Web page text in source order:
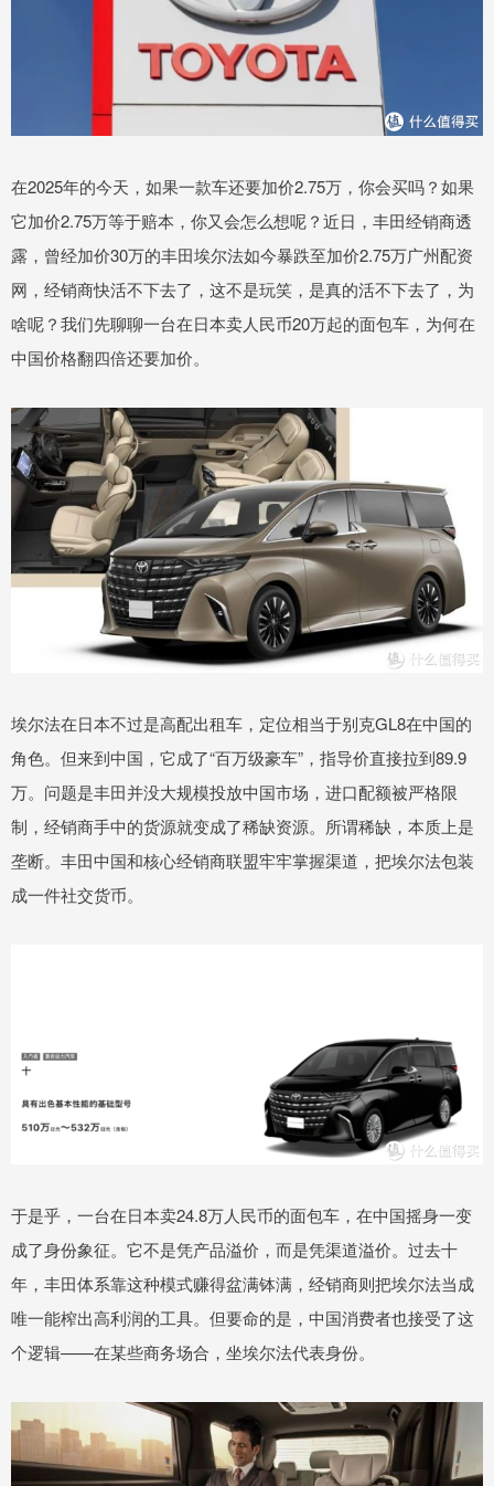
在2025年的今天，如果一款车还要加价2.75万，你会买吗？如果
它加价2.75万等于赔本，你又会怎么想呢？近日，丰田经销商透
露，曾经加价30万的丰田埃尔法如今暴跌至加价2.75万广州配资
网，经销商快活不下去了，这不是玩笑，是真的活不下去了，为
啥呢？我们先聊聊一台在日本卖人民币20万起的面包车，为何在
中国价格翻四倍还要加价。
埃尔法在日本不过是高配出租车，定位相当于别克GL8在中国的
角色。但来到中国，它成了“百万级豪车”，指导价直接拉到89.9
万。问题是丰田并没大规模投放中国市场，进口配额被严格限
制，经销商手中的货源就变成了稀缺资源。所谓稀缺，本质上是
垄断。丰田中国和核心经销商联盟牢牢掌握渠道，把埃尔法包装
成一件社交货币。
于是乎，一台在日本卖24.8万人民币的面包车，在中国摇身一变
成了身份象征。它不是凭产品溢价，而是凭渠道溢价。过去十
年，丰田体系靠这种模式赚得盆满钵满，经销商则把埃尔法当成
唯一能榨出高利润的工具。但要命的是，中国消费者也接受了这
个逻辑——在某些商务场合，坐埃尔法代表身份。